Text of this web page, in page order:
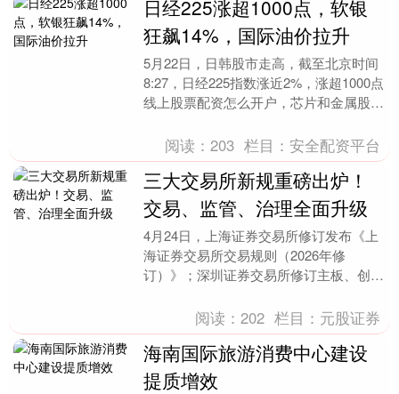
日经225涨超1000点，软银
狂飙14%，国际油价拉升
5月22日，日韩股市走高，截至北京时间
8:27，日经225指数涨近2%，涨超1000点
线上股票配资怎么开户，芯片和金属股领
昨....阅读：203 栏目：安全配资平台
三大交易所新规重磅出炉！
交易、监管、治理全面升级
4月24日，上海证券交易所修订发布《上
海证券交易所交易规则（2026年修
订）》；深圳证券交易所修订主板、创业
引》；北京证券交易所....
阅读：202 栏目： 元股证券
海南国际旅游消费中心建设
提质增效